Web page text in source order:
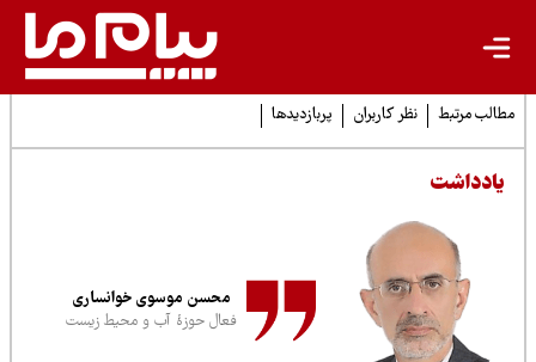
مرتبط نظر کاربران پربازدیدها
محسن موسوی خوانساری
فعال حوزهٔ آب و محیط زیست